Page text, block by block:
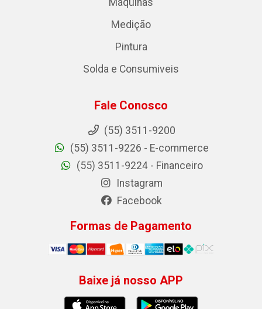
Medição
Pintura
Solda e Consumiveis
Fale Conosco
(55) 3511-9200
(55) 3511-9226 - E-commerce
(55) 3511-9224 - Financeiro
Instagram
Facebook
Formas de Pagamento
Baixe já nosso APP